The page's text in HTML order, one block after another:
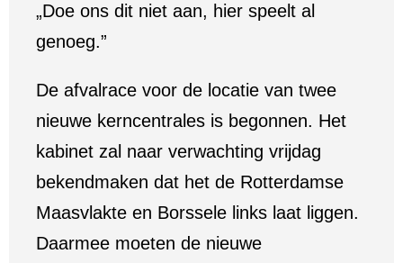
„Doe ons dit niet aan, hier speelt al
genoeg.”
De afvalrace voor de locatie van twee
nieuwe kerncentrales is begonnen. Het
kabinet zal naar verwachting vrijdag
bekendmaken dat het de Rotterdamse
Maasvlakte en Borssele links laat liggen.
Daarmee moeten de nieuwe